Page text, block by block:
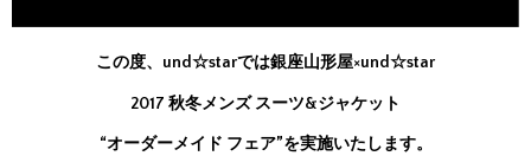
この度、und☆starでは銀座山形屋×und☆star
2017 秋冬メンズ スーツ&ジャケット
“オーダーメイド フェア”を実施いたします。